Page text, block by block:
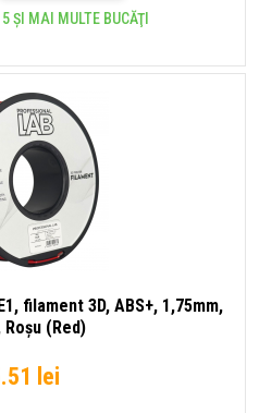
ȘI MAI MULTE BUCĂŢI
filament 3D, ABS+, 1,75mm,
Roșu (Red)
lei